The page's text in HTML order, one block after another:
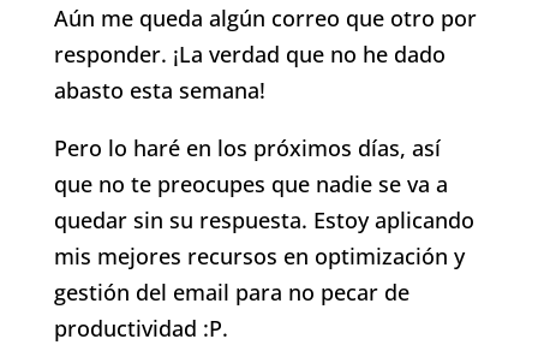
Aún me queda algún correo que otro por
responder. ¡La verdad que no he dado
abasto esta semana!
Pero lo haré en los próximos días, así
que no te preocupes que nadie se va a
quedar sin su respuesta. Estoy aplicando
mis mejores recursos en optimización y
gestión del email para no pecar de
productividad :P.